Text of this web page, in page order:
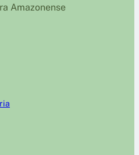
Amazonense